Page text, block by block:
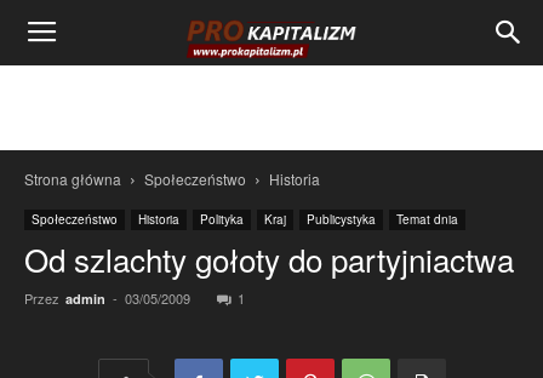
Strona główna Społeczeństwo Historia
Społeczeństwo Historia Polityka Kraj Publicystyka Temat dnia
Od szlachty gołoty do partyjniactwa
Przez admin - 03/05/2009 1